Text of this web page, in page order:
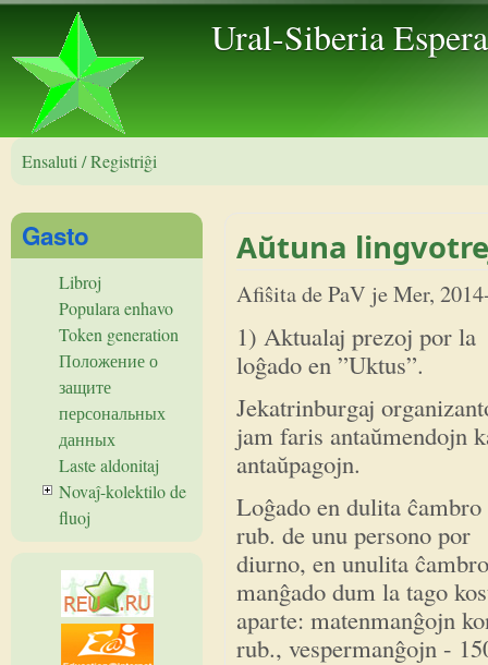
Ural-Siberia
Ensaluti / Registriĝi
Aŭtuna
Afiŝita dePaV jeMer,
1) Aktualaj prezoj por la
loĝado en ”Uktus”.
Jekatrinburgaj
jam faris antaŭmendojn
antaŭpagojn.
Loĝado en dulita
rub. de unu persono por
diurno, en unulita
manĝado dum la tago
aparte: matenmanĝojn
rub., vespermanĝojn -
Gasto
Libroj
Populara enhavo
Token generation
Положение о
защите
персональных
данных
Laste aldonitaj
Novaĵ-kolektilo de
fluoj